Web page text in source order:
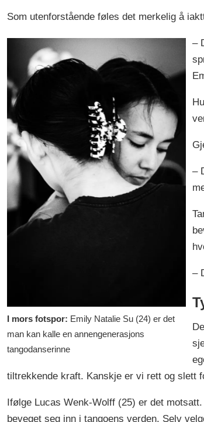
Som utenforstående føles det merkelig å
I mors fotspor: Emily Natalie Su (24) er det
man kan kalle en annengenerasjons
tangodanserinne
–
–
–
tiltrekkende kraft. Kanskje er vi rett og slett
Ifølge Lucas Wenk-Wolff (25) er det
beveget seg inn i tangoens verden. Selv